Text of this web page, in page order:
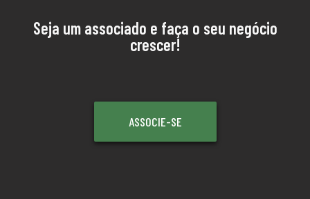
Seja um associado e faça o seu negócio
crescer!
ASSOCIE-SE